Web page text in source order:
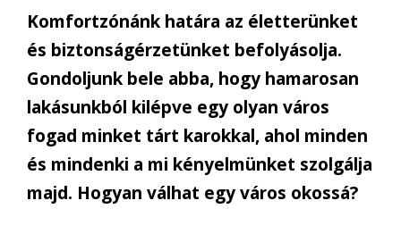
Komfortzónánk határa az életterünket
és biztonságérzetünket befolyásolja.
Gondoljunk bele abba, hogy hamarosan
lakásunkból kilépve egy olyan város
fogad minket tárt karokkal, ahol minden
és mindenki a mi kényelmünket szolgálja
majd. Hogyan válhat egy város okossá?